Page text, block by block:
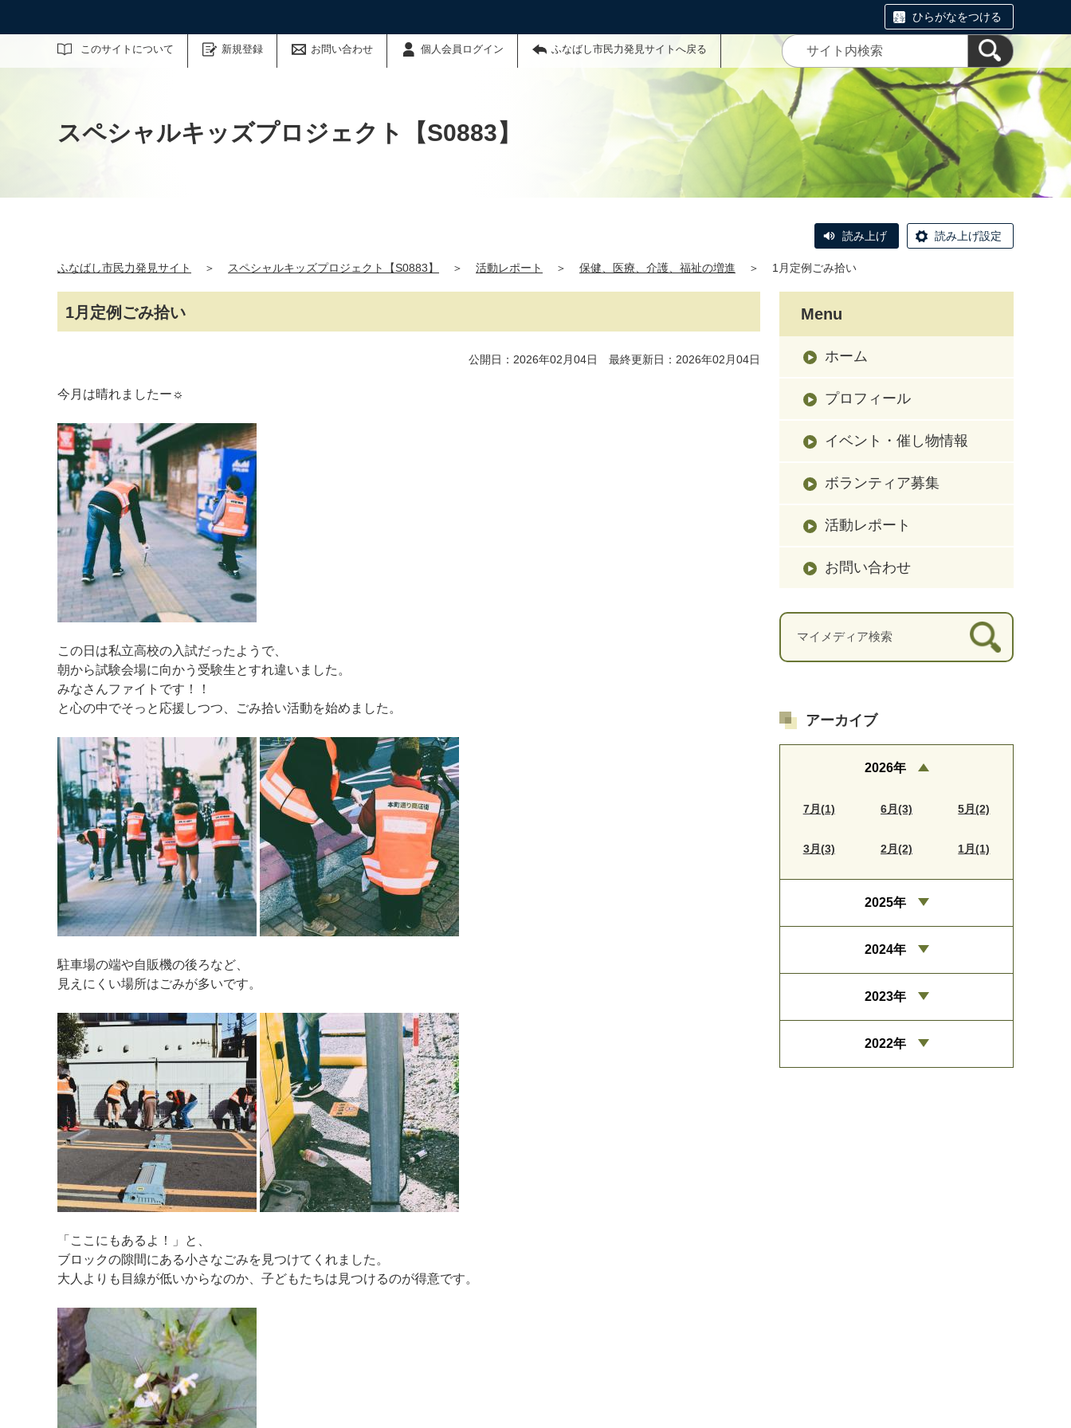
ひらがなをつける
このサイトについて 新規登録 お問い合わせ 個人会員ログイン ふなばし市民力発見サイトへ戻る
サイト内検索
スペシャルキッズプロジェクト【S0883】
読み上げ 読み上げ設定
ふなばし市民力発見サイト ＞ スペシャルキッズプロジェクト【S0883】 ＞ 活動レポート ＞ 保健、医療、介護、福祉の増進 ＞ 1月定例ごみ拾い
1月定例ごみ拾い
公開日：2026年02月04日 最終更新日：2026年02月04日
今月は晴れましたー☼
この日は私立高校の入試だったようで、
朝から試験会場に向かう受験生とすれ違いました。
みなさんファイトです！！
と心の中でそっと応援しつつ、ごみ拾い活動を始めました。
駐車場の端や自販機の後ろなど、
見えにくい場所はごみが多いです。
「ここにもあるよ！」と、
ブロックの隙間にある小さなごみを見つけてくれました。
大人よりも目線が低いからなのか、子どもたちは見つけるのが得意です。
Menu
ホーム
プロフィール
イベント・催し物情報
ボランティア募集
活動レポート
お問い合わせ
マイメディア検索
アーカイブ
2026年
7月(1) 6月(3) 5月(2)
3月(3) 2月(2) 1月(1)
2025年
2024年
2023年
2022年